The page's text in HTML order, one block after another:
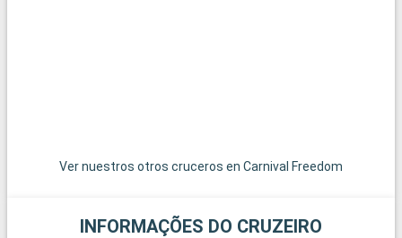
Ver nuestros otros cruceros en Carnival Freedom
INFORMAÇÕES DO CRUZEIRO